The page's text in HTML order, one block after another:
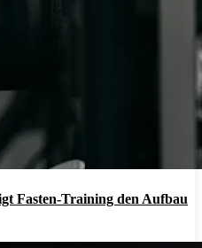
Fasten-Training den Aufbau